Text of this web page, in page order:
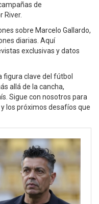
de
River.
sobre Marcelo Gallardo,
diarias. Aquí
exclusivas y datos
figura clave del fútbol
allá de la cancha,
Sigue con nosotros para
los próximos desafíos que